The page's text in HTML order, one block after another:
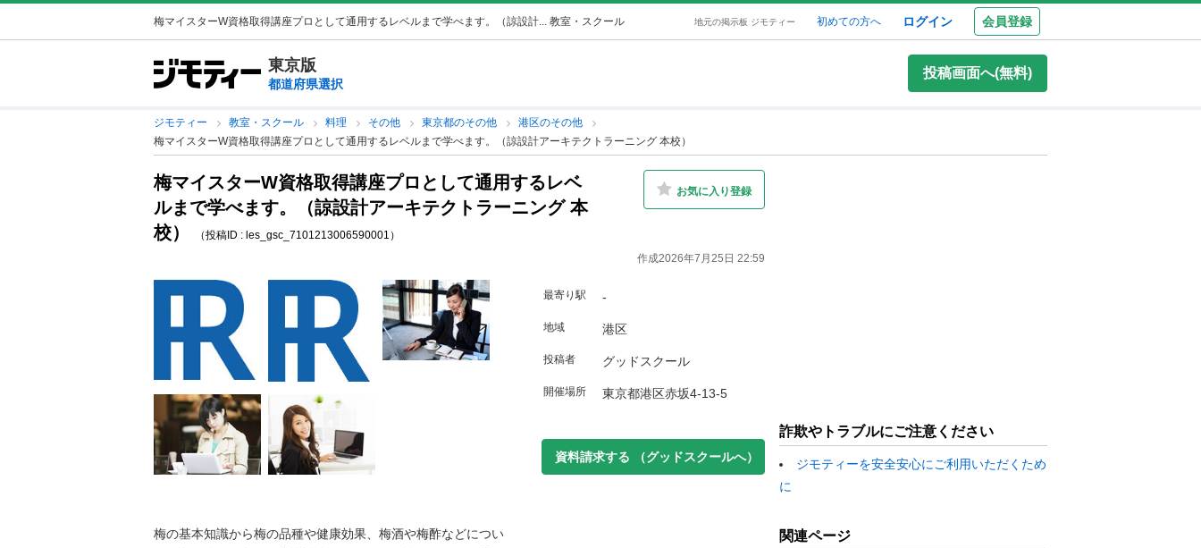
梅マイスターW資格取得講座プロとして通用するレベルまで学べます。（諒設計... 教室・スクール 地元の掲示板 ジモティー 初めての方へ ログイン 会員登録
東京版
都道府県選択
投稿画面へ(無料)
ジモティー 教室・スクール 料理 その他 東京都のその他
港区のその他
梅マイスターW資格取得講座プロとして通用するレベルまで学べます。（諒設計アーキテクトラーニング 本校）
梅マイスターW資格取得講座プロとして通用するレベ
ルまで学べます。（諒設計アーキテクトラーニング 本
校）
（投稿ID : les_gsc_7101213006590001）
お気に入り登録
作成2026年7月25日 22:59
梅の基本知識から梅の品種や健康効果、梅酒や梅酢などについ
最寄り駅 -
地域 港区
投稿者 グッドスクール
開催場所 東京都港区赤坂4-13-5
資料請求する （グッドスクールへ）
詐欺やトラブルにご注意ください
ジモティーを安全安心にご利用いただくため
に
関連ページ